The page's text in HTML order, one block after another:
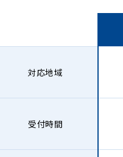
対応地域
受付時間